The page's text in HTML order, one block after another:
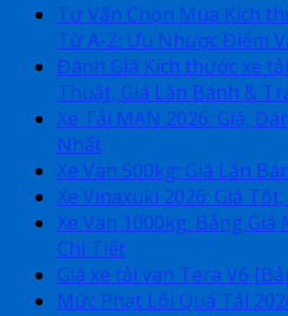
Tư Vấn Chọn Mua Kích
Từ A-Z: Ưu Nhược Điểm
Đánh Giá Kích thước xe
Thuật, Giá Lăn Bánh &
Xe Tải MAN 2026: Giá,
Nhất
Xe Van 500kg: Giá Lăn
Xe Vinaxuki 2026: Giá
Xe Van 1000kg: Bảng
Chi Tiết
Giá xe tải van Tera V6
Mức Phạt Lỗi Quá Tải